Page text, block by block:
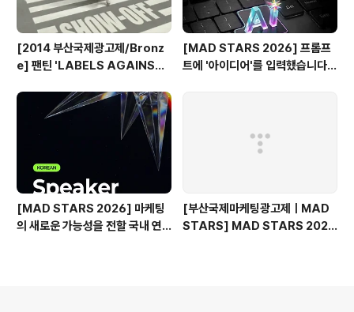
[2014 부산국제광고제/Bronz
e] 팬틴 'LABELS AGAINST
[MAD STARS 2026] 프롬프
트에 '아이디어'를 입력했습니다
[MAD STARS 2026] 마케팅
의 새로운 가능성을 전할 국내 연
[부산국제마케팅광고제ㅣMAD
STARS] MAD STARS 2025